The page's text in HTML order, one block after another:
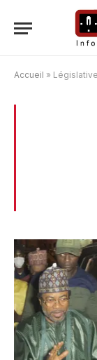
Accueil » Législatives